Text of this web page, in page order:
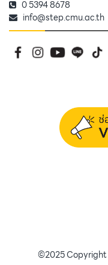
0 5394 8678
info@step.cmu.ac.th
©2025 Copyright